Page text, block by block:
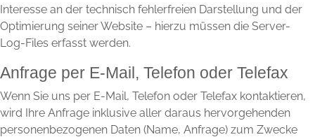
Interesse an der technisch fehlerfreien Darstellung und der
Optimierung seiner Website – hierzu müssen die Server-
Log-Files erfasst werden.
Anfrage per E-Mail, Telefon oder Telefax
Wenn Sie uns per E-Mail, Telefon oder Telefax kontaktieren,
wird Ihre Anfrage inklusive aller daraus hervorgehenden
personenbezogenen Daten (Name, Anfrage) zum Zwecke